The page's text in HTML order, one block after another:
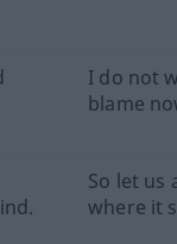
I do not
blame
So let us
where it